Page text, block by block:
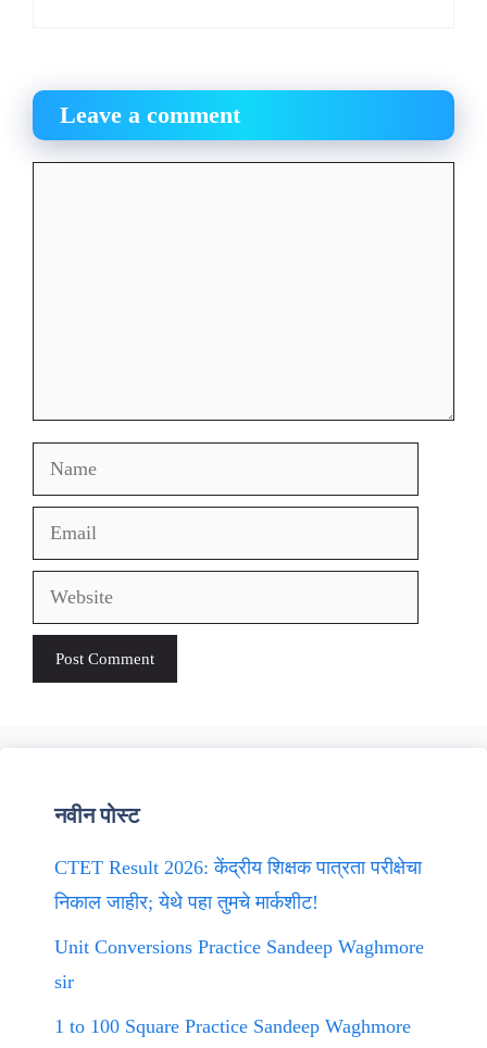
Leave a comment
Name
Email
Website
नवीन पोस्ट
CTET Result 2026: केंद्रीय शिक्षक पात्रता परीक्षेचा
निकाल जाहीर; येथे पहा तुमचे मार्कशीट!
Unit Conversions Practice Sandeep Waghmore
sir
1 to 100 Square Practice Sandeep Waghmore